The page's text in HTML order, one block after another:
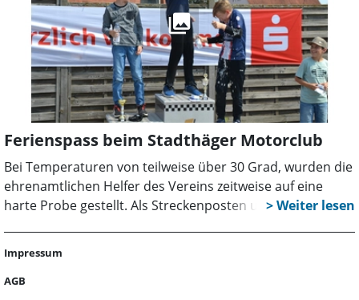
Ferienspass beim Stadthäger Motorclub
Bei Temperaturen von teilweise über 30 Grad, wurden die
ehrenamtlichen Helfer des Vereins zeitweise auf eine
harte Probe gestellt. Als Streckenposten und am Grill war
Parkplatz in Helpsen konnten die Nachwuchs-Rennfahrer,
aufgeteilt in vier Altersgruppen, ihr Können auf dem
Impressum
AGB